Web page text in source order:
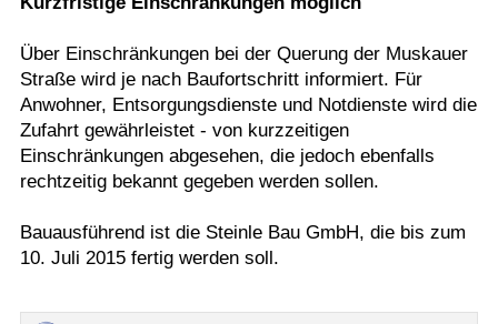
Über Einschränkungen bei der Querung der Muskauer
Straße wird je nach Baufortschritt informiert. Für
Anwohner, Entsorgungsdienste und Notdienste wird die
Zufahrt gewährleistet - von kurzzeitigen
Einschränkungen abgesehen, die jedoch ebenfalls
rechtzeitig bekannt gegeben werden sollen.
Bauausführend ist die Steinle Bau GmbH, die bis zum
10. Juli 2015 fertig werden soll.